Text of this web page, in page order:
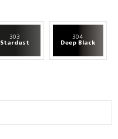
303
Stardust
304
Deep Black